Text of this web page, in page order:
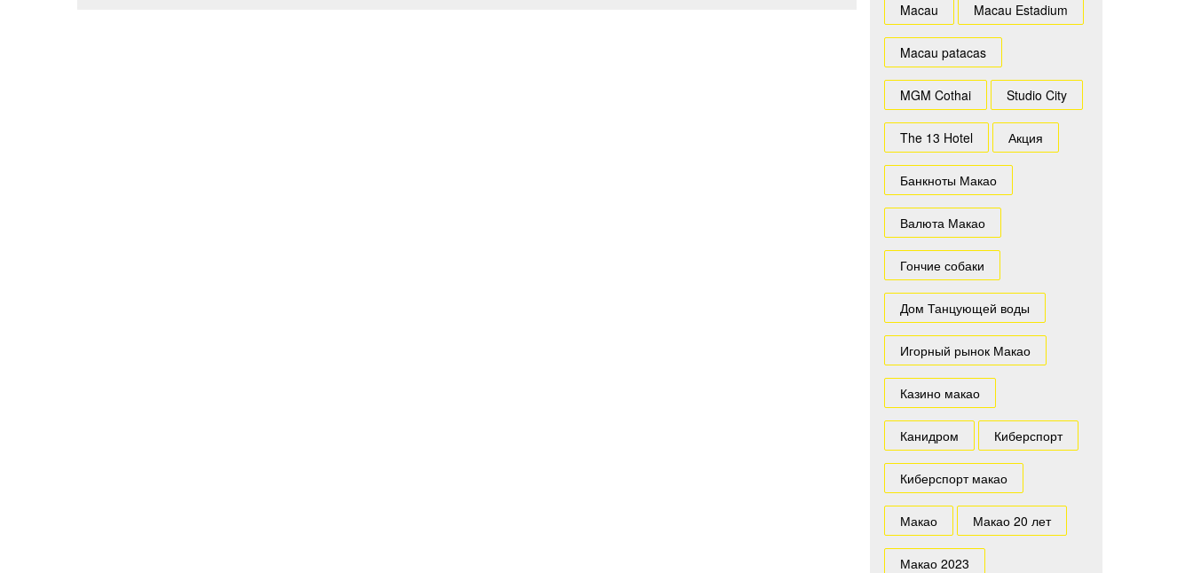
Macau Macau Estadium
Macau patacas
MGM Cothai Studio City
The 13 Hotel Акция
Банкноты Макао
Валюта Макао
Гончие собаки
Дом Танцующей воды
Игорный рынок Макао
Казино макао
Канидром Киберспорт
Киберспорт макао
Макао Макао 20 лет
Макао 2023